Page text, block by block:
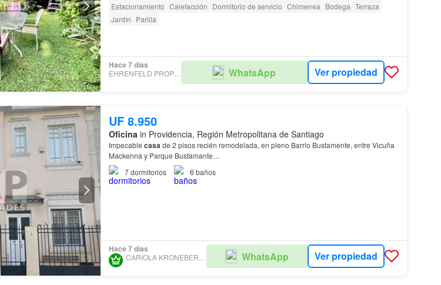
Estacionamiento Calefacción Dormitorio de servicio Chimenea Bodega Terraza
Jardín Parilla
Hace 7 días
EHRENFELD PROPIEDADES WhatsApp Ver propiedad
UF 8.950
Oficina in Providencia, Región Metropolitana de Santiago
Impecable casade 2 pisos recién remodelada, en pleno Barrio Bustamente, entre Vicuña
Mackenna y Parque Bustamante…
7dormitorios 6 baños
Hace 7 días
WhatsApp Ver propiedad